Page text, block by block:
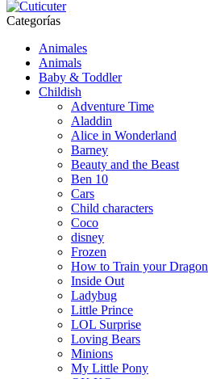
Categorías
Animales
Animals
Baby & Toddler
Childish
Adventure Time
Aladdin
Alice in Wonderland
Barney
Beauty and the Beast
Ben 10
Cars
Child characters
Coco
disney
Frozen
How to Train your Dragon
Inside Out
Ladybug
Little Prince
LOL Surprise
Loving Bears
Minions
My Little Pony